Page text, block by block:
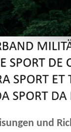
und